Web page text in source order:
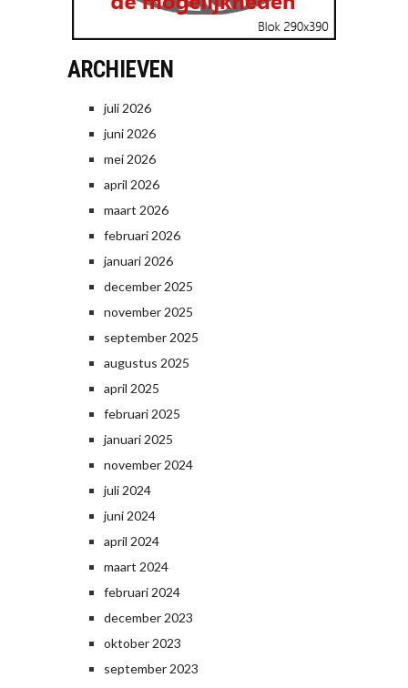
ARCHIEVEN
juli 2026
juni 2026
mei 2026
april 2026
maart 2026
februari 2026
januari 2026
december 2025
november 2025
september 2025
augustus 2025
april 2025
februari 2025
januari 2025
november 2024
juli 2024
juni 2024
april 2024
maart 2024
februari 2024
december 2023
oktober 2023
september 2023